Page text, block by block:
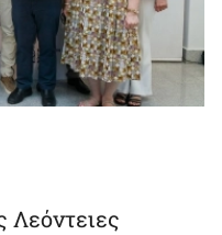
Λεόντειες